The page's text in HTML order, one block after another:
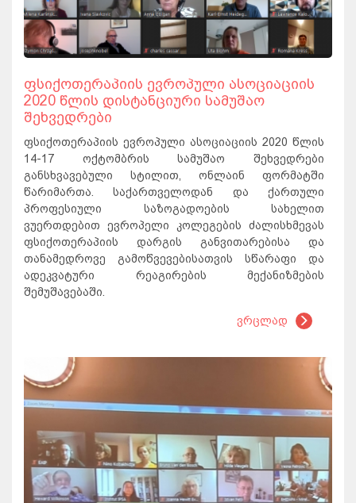
ფსიქოთერაპიის ევროპული ასოციაციის
2020 წლის დისტანციური სამუშაო
შეხვედრები
ფსიქოთერაპიის ევროპული ასოციაციის 2020 წლის
14-17 ოქტომბრის სამუშაო შეხვედრები
განსხვავებული სტილით, ონლაინ ფორმატში
წარიმართა. საქართველოდან და ქართული
პროფესიული საზოგადოების სახელით
ვუერთდებით ევროპელი კოლეგების ძალისხმევას
ფსიქოთერაპიის დარგის განვითარებისა და
თანამედროვე გამოწვევებისათვის სწარაფი და
ადეკვატური რეაგირების მექანიზმების
შემუშავებაში.
ვრცლად